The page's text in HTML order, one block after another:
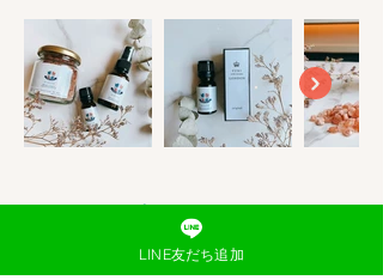
< 前のプロジェクトを見る
LINE友だち追加